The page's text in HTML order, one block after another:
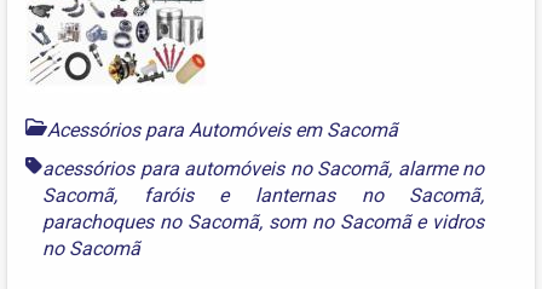
Acessórios para Automóveis em Sacomã
acessórios para automóveis no Sacomã, alarme no
Sacomã, faróis e lanternas no Sacomã,
parachoques no Sacomã, som no Sacomãe vidros
no Sacomã